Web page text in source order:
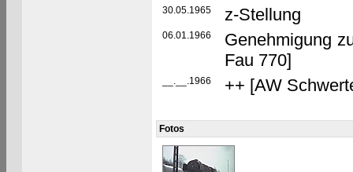
30.05.1965 z-Stellung
06.01.1966
Genehmigung
Fau 770]
__.__.1966 ++ [AW
Fotos